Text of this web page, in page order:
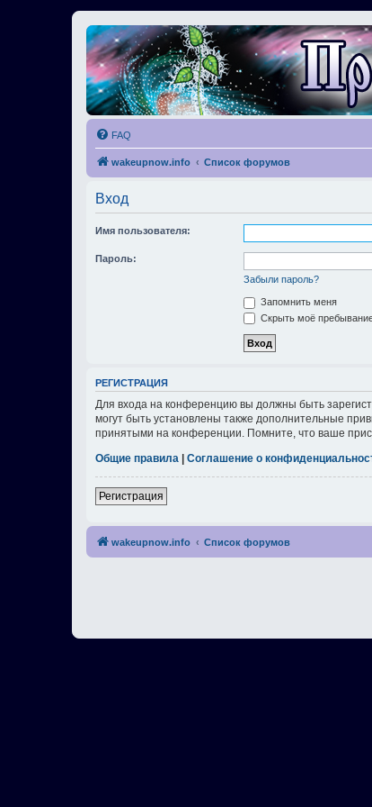
FAQ
wakeupnow.info Список форумов
Вход
Имя пользователя:
Пароль:
Забыли пароль?
Запомнить меня
Скрыть моё
РЕГИСТРАЦИЯ
Для входа на конференцию вы должны быть
могут быть установлены также дополнительные
принятыми на конференции. Помните, что ваше
Общие правила | Соглашение о
Регистрация
wakeupnow.info Список форумов